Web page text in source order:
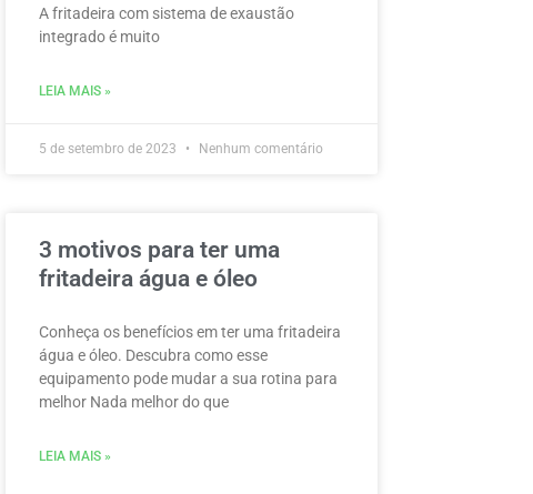
A fritadeira com sistema de exaustão
integrado é muito
LEIA MAIS »
5 de setembro de 2023 Nenhum comentário
3 motivos para ter uma
fritadeira água e óleo
Conheça os benefícios em ter uma fritadeira
água e óleo. Descubra como esse
equipamento pode mudar a sua rotina para
melhor Nada melhor do que
LEIA MAIS »